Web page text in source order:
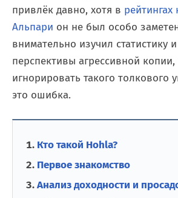
привлёк давно, хотя в
Альпари он не был особо
внимательно изучил статистику
перспективы агрессивной копии,
игнорировать такого
это ошибка.
Кто такой Hohla?
Первое знакомство
Анализ доходности и